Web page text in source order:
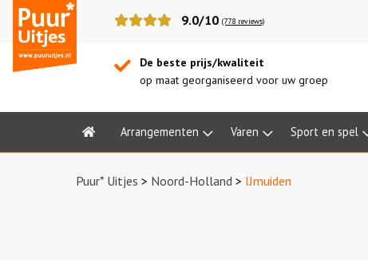
Puur*
Uitjes
9.0/10 (778 reviews)
De beste prijs/kwaliteit
op maat georganiseerd voor uw groep
Home Arrangementen Varen Sport en spel
Puur* Uitjes > Noord-Holland > IJmuiden